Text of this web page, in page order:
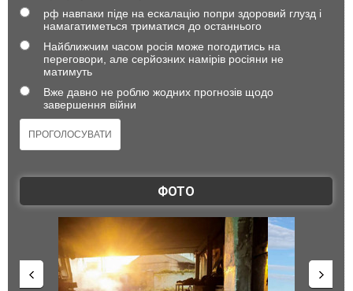
рф навпаки піде на ескалацію попри здоровий глузд і
намагатиметься триматися до останнього
Найближчим часом росія може погодитись на
переговори, але серйозних намірів росіяни не
матимуть
Вже давно не роблю жодних прогнозів щодо
завершення війни
ФОТО